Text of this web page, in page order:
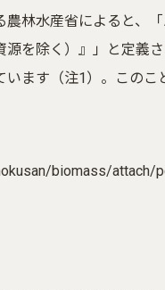
林水産省によると、
を除く）』」と定義
ます（注1）。この
biomass/attach/